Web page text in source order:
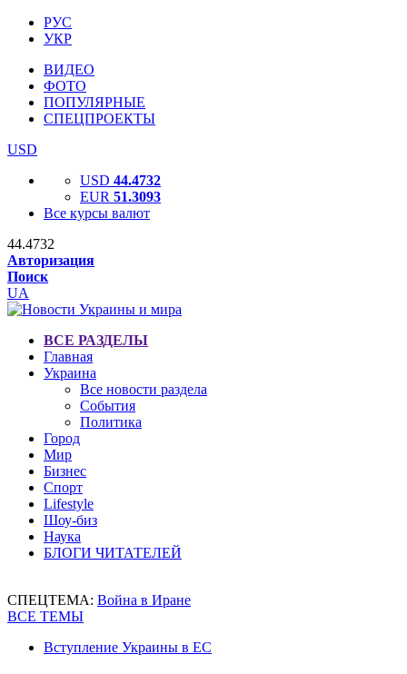
РУС
УКР
ВИДЕО
ФОТО
ПОПУЛЯРНЫЕ
СПЕЦПРОЕКТЫ
USD
USD 44.4732
EUR 51.3093
Все курсы валют
44.4732
Авторизация
Поиск
UA
ВСЕ РАЗДЕЛЫ
Главная
Украина
Все новости раздела
События
Политика
Город
Мир
Бизнес
Спорт
Lifestyle
Шоу-биз
Наука
БЛОГИ ЧИТАТЕЛЕЙ
СПЕЦТЕМА: Война в Иране
ВСЕ ТЕМЫ
Вступление Украины в ЕС